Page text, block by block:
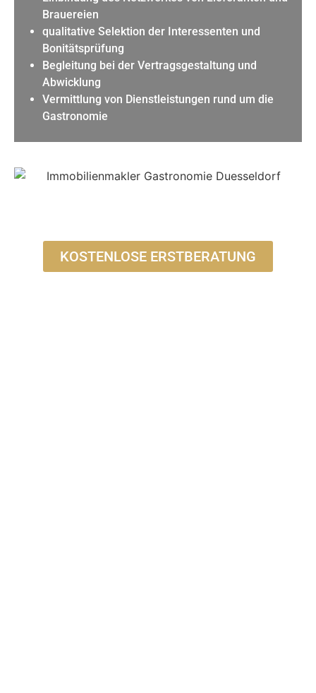
Brauereien
qualitative Selektion der Interessenten und
Bonitätsprüfung
Begleitung bei der Vertragsgestaltung und
Abwicklung
Vermittlung von Dienstleistungen rund um die
Gastronomie
KOSTENLOSE ERSTBERATUNG